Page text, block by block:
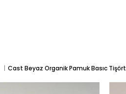
Cast Beyaz Organik Pamuk Basıc Tişört